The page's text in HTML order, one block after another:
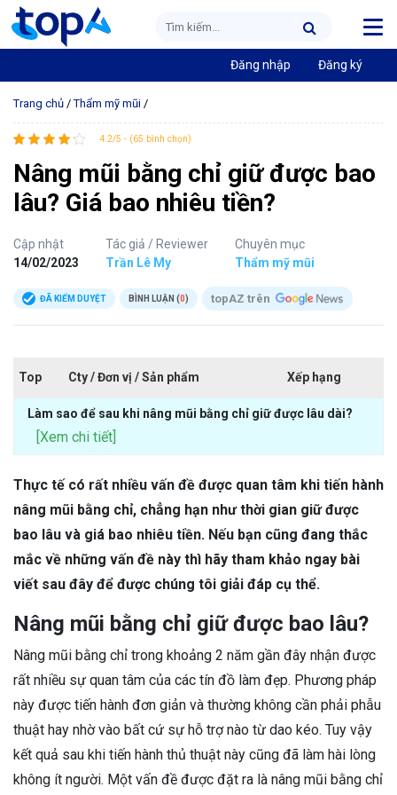
Đăng nhập Đăng ký
Trang chủ /Thẩm mỹ mũi /
4.2/5 - (65 bình chọn)
Nâng mũi bằng chỉ giữ được bao
lâu? Giá bao nhiêu tiền?
Cập nhật
14/02/2023
Tác giả / Reviewer
Trần Lê My
Chuyên mục
Thẩm mỹ mũi
ĐÃ KIỂM DUYỆT BÌNH LUẬN (0) topAZ trên
Top Cty / Đơn vị / Sản phẩm Xếp hạng
Làm sao để sau khi nâng mũi bằng chỉ giữ được lâu dài?
[Xem chi tiết]
Thực tế có rất nhiều vấn đề được quan tâm khi tiến hành
nâng mũi bằng chỉ, chẳng hạn như thời gian giữ được
bao lâu và giá bao nhiêu tiền. Nếu bạn cũng đang thắc
mắc về những vấn đề này thì hãy tham khảo ngay bài
viết sau đây để được chúng tôi giải đáp cụ thể.
Nâng mũi bằng chỉ giữ được bao lâu?
Nâng mũi bằng chỉ trong khoảng 2 năm gần đây nhận được
rất nhiều sự quan tâm của các tín đồ làm đẹp. Phương pháp
này được tiến hành đơn giản và thường không cần phải phẫu
thuật hay nhờ vào bất cứ sự hỗ trợ nào từ dao kéo. Tuy vậy
kết quả sau khi tiến hành thủ thuật này cũng đã làm hài lòng
không ít người. Một vấn đề được đặt ra là nâng mũi bằng chỉ